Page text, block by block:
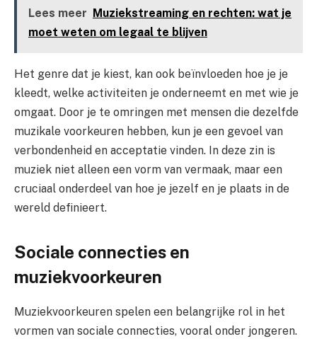
Lees meer
Muziekstreaming en rechten: wat je
moet weten om legaal te blijven
Het genre dat je kiest, kan ook beïnvloeden hoe je je
kleedt, welke activiteiten je onderneemt en met wie je
omgaat. Door je te omringen met mensen die dezelfde
muzikale voorkeuren hebben, kun je een gevoel van
verbondenheid en acceptatie vinden. In deze zin is
muziek niet alleen een vorm van vermaak, maar een
cruciaal onderdeel van hoe je jezelf en je plaats in de
wereld definieert.
Sociale connecties en
muziekvoorkeuren
Muziekvoorkeuren spelen een belangrijke rol in het
vormen van sociale connecties, vooral onder jongeren.